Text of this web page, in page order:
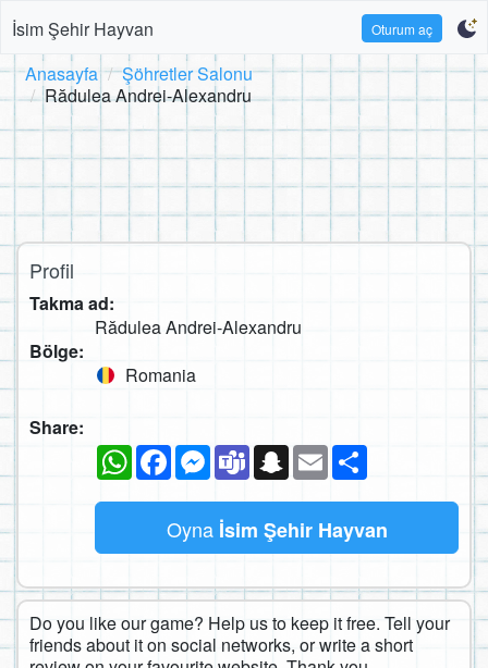
İsim Şehir Hayvan Oturum aç
Anasayfa
Şöhretler Salonu
Rădulea Andrei-Alexandru
Profil
Takma ad:
Rădulea Andrei-Alexandru
Bölge:
Romania
Share:
WhatsAppFacebookMessenger
TeamsSnapchat
Email
Oyna İsim Şehir Hayvan
Do you like our game? Help us to keep it free. Tell your
friends about it on social networks, or write a short